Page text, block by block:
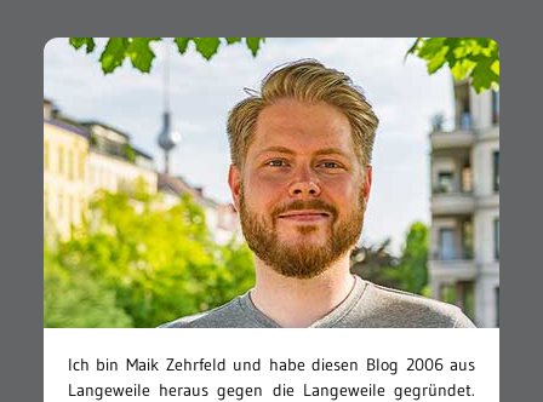
Ich bin Maik Zehrfeld und habe diesen Blog 2006 aus
Langeweile heraus gegen die Langeweile gegründet.